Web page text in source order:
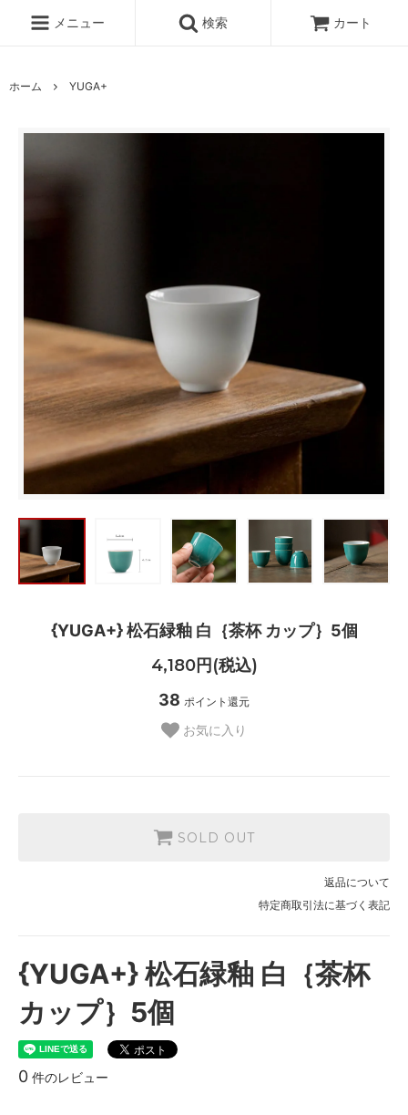
メニュー 検索 カート
ホーム YUGA+
{YUGA+} 松石緑釉 白｛茶杯 カップ｝5個
4,180円(税込)
38 ポイント還元
お気に入り
SOLD OUT
返品について
特定商取引法に基づく表記
{YUGA+} 松石緑釉 白｛茶杯
カップ｝5個
0 件のレビュー